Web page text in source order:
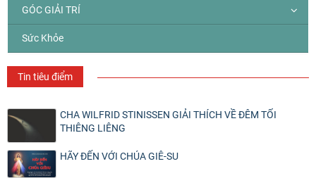
GÓC GIẢI TRÍ
Sức Khỏe
Tin tiêu điểm
CHA WILFRID STINISSEN GIẢI THÍCH VỀ ĐÊM TỐI
THIÊNG LIÊNG
HÃY ĐẾN VỚI CHÚA GIÊ-SU